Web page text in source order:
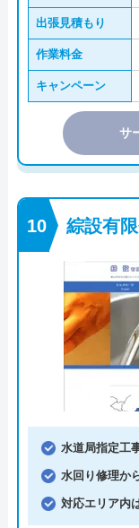
出張見積もり
作業料金
キャンペーン
サ
綜設有
水道局指定工
水回り修理か
対応エリア内